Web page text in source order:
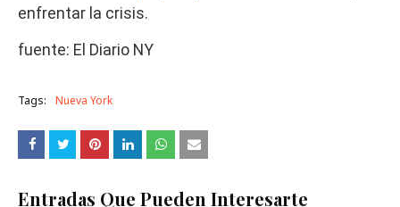
enfrentar la crisis.
fuente: El Diario NY
Tags: Nueva York
Entradas Que Pueden Interesarte